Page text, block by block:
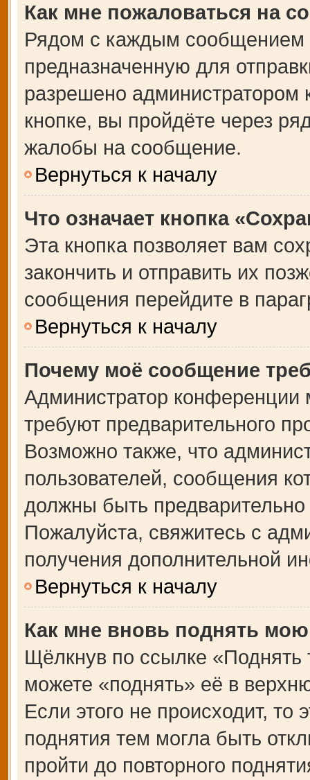
Как мне пожаловаться на
Рядом с каждым сообщением
предназначенную для
разрешено
кнопке, вы пройдёте через
жалобы на сообщение.
Вернуться к началу
Что означает кнопка
Эта кнопка позволяет вам
закончить и отправить их
сообщения перейдите в
Вернуться к началу
Почему моё сообщение
Администратор
требуют предварительного
Возможно также, что
пользователей, сообщения
должны быть
Пожалуйста, свяжитесь с
получения дополнительной
Вернуться к началу
Как мне вновь поднять
Щёлкнув по ссылке
можете «поднять» её в
Если этого не происходит, то
поднятия тем могла быть
пройти до повторного